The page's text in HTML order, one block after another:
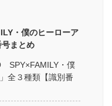
・僕のヒーローア
まとめ
SPY×FAMILY・僕
全３種類【識別番